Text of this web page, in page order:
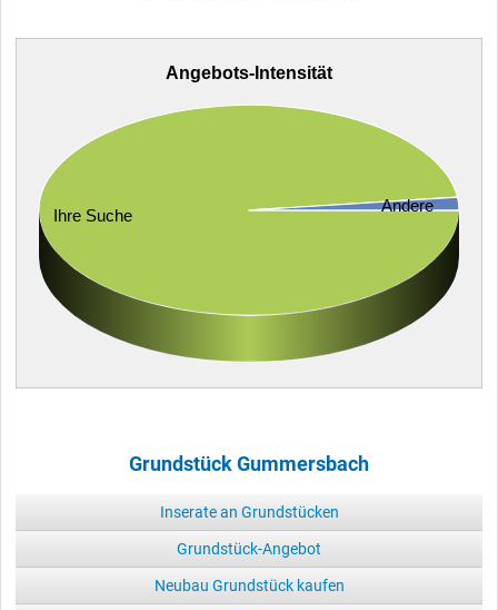
Angebots-Intensität
Ihre Suche
Andere
Grundstück Gummersbach
Inserate an Grundstücken
Grundstück-Angebot
Neubau Grundstück kaufen